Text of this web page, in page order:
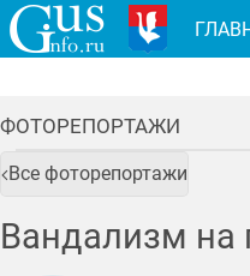
ФОТОРЕПОРТАЖИ
Все фоторепортажи
Вандализм на